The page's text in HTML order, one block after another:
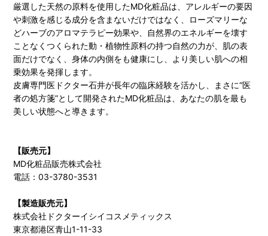
厳選した天然の原料を使用したMD化粧品は、アレルギーの要因
や刺激を感じる成分を含まないだけではなく、ローズマリーな
どハーブのアロマテラピー効果や、自然界のエネルギーを壊す
ことなくつくられた動・植物性原料の持つ自然の力が、肌の表
面だけでなく、身体の内側をも健康にし、より美しい肌への相
乗効果を発揮します。
皮膚専門医ドクター石井が長年の臨床経験を活かし、まさに“医
者の処方箋”として開発されたMD化粧品は、あなたの肌を最も
美しい状態へと導きます。
【販売元】
MD化粧品販売株式会社
電話：03-3780-3531
【製造販売元】
株式会社ドクターイシイコスメティックス
東京都港区青山1-11-33